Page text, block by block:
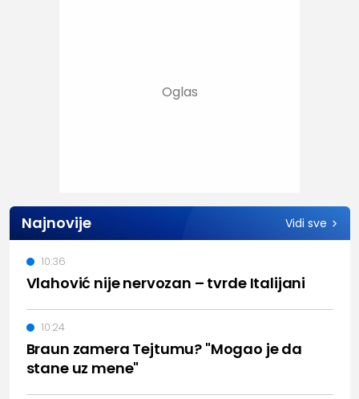
Najnovije Vidi sve
Vlahović nije nervozan – tvrde Italijani
10:36
Braun zamera Tejtumu? "Mogao je da
stane uz mene"
10:24